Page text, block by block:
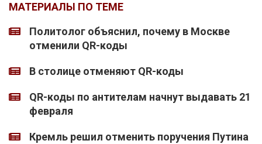
МАТЕРИАЛЫ ПО ТЕМЕ
Политолог объяснил, почему в Москве
отменили QR-коды
В столице отменяют QR-коды
QR-коды по антителам начнут выдавать 21
февраля
Кремль решил отменить поручения Путина